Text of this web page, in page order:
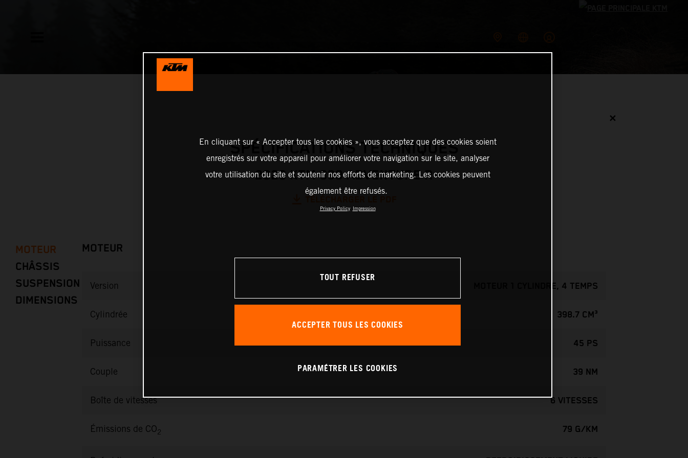
✕
SPÉCIFICATIONS TECHNIQUES
2026 KTM 390 ADVENTURE R
MOTEUR
CHÂSSIS
SUSPENSION
DIMENSIONS
MOTEUR
Version MOTEUR 1 CYLINDRE, 4 TEMPS
Cylindrée 398.7 CM³
Puissance 45 PS
Couple 39 NM
Boîte de vitesses 6 VITESSES
Émissions de CO2 79 G/KM
En cliquant sur « Accepter tous les cookies », vous acceptez que des cookies soient
enregistrés sur votre appareil pour améliorer votre navigation sur le site, analyser
votre utilisation du site et soutenir nos efforts de marketing. Les cookies peuvent
également être refusés.
Privacy Policy Impression
TOUT REFUSER
ACCEPTER TOUS LES COOKIES
PARAMÉTRER LES COOKIES